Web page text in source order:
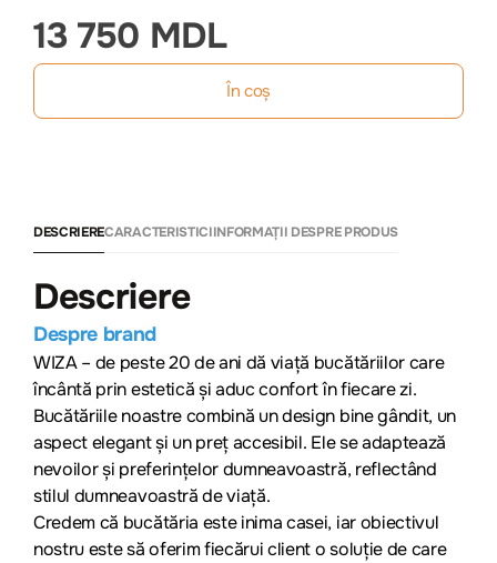
13 750 MDL
În coș
DESCRIERECARACTERISTICIINFORMAȚII DESPRE PRODUS
Descriere
Despre brand
WIZA – de peste 20 de ani dă viață bucătăriilor care
încântă prin estetică și aduc confort în fiecare zi.
Bucătăriile noastre combină un design bine gândit, un
aspect elegant și un preț accesibil. Ele se adaptează
nevoilor și preferințelor dumneavoastră, reflectând
stilul dumneavoastră de viață.
Credem că bucătăria este inima casei, iar obiectivul
nostru este să oferim fiecărui client o soluție de care